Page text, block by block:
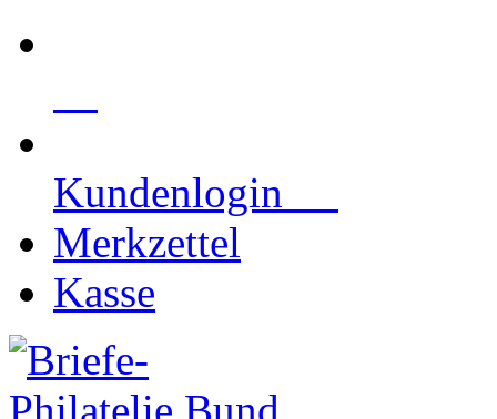
Kundenlogin
Merkzettel
Kasse